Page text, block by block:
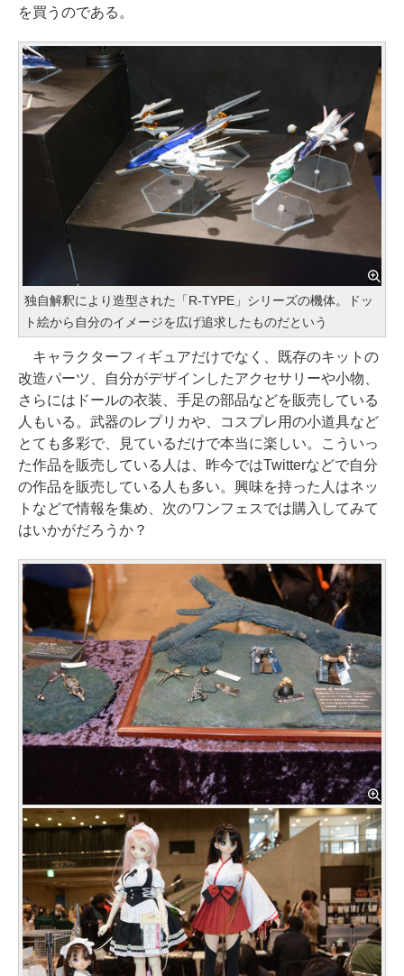
を買うのである。
独自解釈により造型された「R-TYPE」シリーズの機体。ドッ
ト絵から自分のイメージを広げ追求したものだという
キャラクターフィギュアだけでなく、既存のキットの
改造パーツ、自分がデザインしたアクセサリーや小物、
さらにはドールの衣装、手足の部品などを販売している
人もいる。武器のレプリカや、コスプレ用の小道具など
とても多彩で、見ているだけで本当に楽しい。こういっ
た作品を販売している人は、昨今ではTwitterなどで自分
の作品を販売している人も多い。興味を持った人はネッ
トなどで情報を集め、次のワンフェスでは購入してみて
はいかがだろうか？